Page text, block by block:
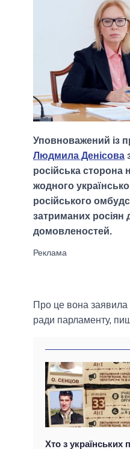
Уповноважений із
Людмила Денісова
російська сторона
жодного
російського
затриманих росіян
домовленостей.
Про це вона заявила
ради парламенту,
Хто з українських